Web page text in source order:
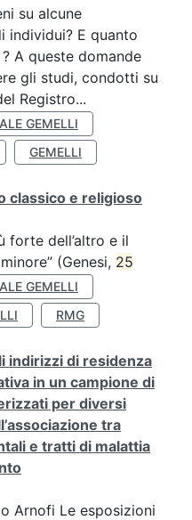
su alcune
individui? E quanto
A queste domande
gli studi, condotti su
Registro...
GEMELLI
GEMELLI
classico e religioso
forte dell’altro e il
(Genesi, 25
GEMELLI
RMG
indirizzi di residenza
in un campione di
per diversi
tra
e tratti di malattia
Arnofi Le esposizioni